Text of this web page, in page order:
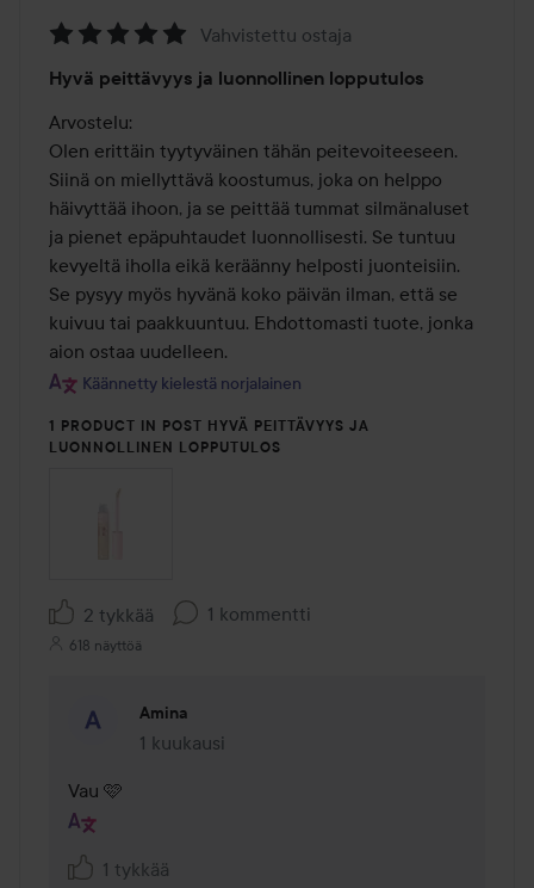
5
/
5
Vahvistettu ostaja
Hyvä peittävyys ja luonnollinen lopputulos
Arvostelu:
Olen erittäin tyytyväinen tähän peitevoiteeseen.
Siinä on miellyttävä koostumus, joka on helppo
häivyttää ihoon, ja se peittää tummat silmänaluset
ja pienet epäpuhtaudet luonnollisesti. Se tuntuu
kevyeltä iholla eikä keräänny helposti juonteisiin.
Se pysyy myös hyvänä koko päivän ilman, että se
kuivuu tai paakkuuntuu. Ehdottomasti tuote, jonka
aion ostaa uudelleen.
Käännetty kielestä norjalainen
1 PRODUCT IN POST HYVÄ PEITTÄVYYS JA
LUONNOLLINEN LOPPUTULOS
2 tykkää 1 kommentti
618 näyttöä
Amina
1 kuukausi
Kommentti lisättiin 1 kuukausi
Vau 🩷
1 tykkää